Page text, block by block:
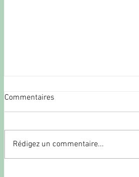
Commentaires
Rédigez un commentaire...